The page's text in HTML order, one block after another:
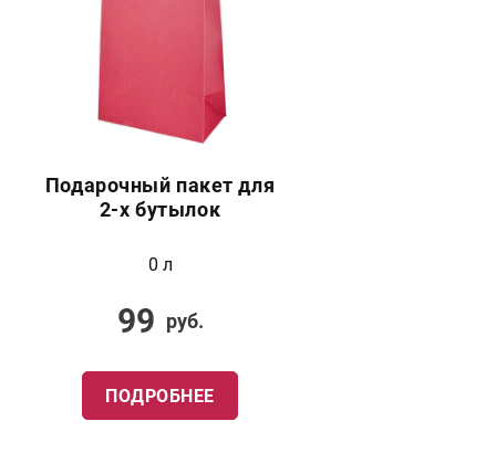
Подарочный пакет для
2-х бутылок
0 л
99 руб.
ПОДРОБНЕЕ